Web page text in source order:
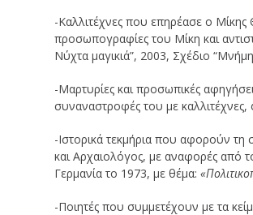
-Καλλιτέχνες που επηρέασε ο
προσωπογραφίες του Μίκη και
Νύχτα μαγικιά”, 2003, Σχέδιο
-Μαρτυρίες και προσωπικές
συναναστροφές του με καλλιτέχνες,
-Ιστορικά τεκμήρια που αφορούν
και Αρχαιολόγος, με αναφορές από
Γερμανία το 1973, με θέμα:
-Ποιητές που συμμετέχουν με τα